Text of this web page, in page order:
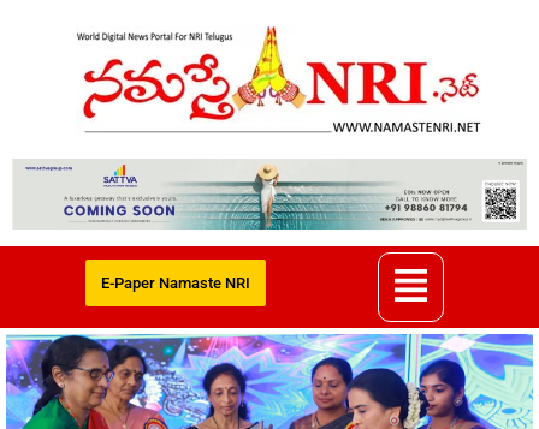
E-Paper Namaste NRI